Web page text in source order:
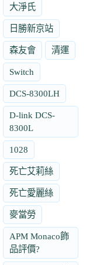
大淨氏
日勝新京站
森友會 清運
Switch
DCS-8300LH
D-link DCS-
8300L
1028
死亡艾莉絲
死亡愛麗絲
麥當勞
APM Monaco飾
品評價?